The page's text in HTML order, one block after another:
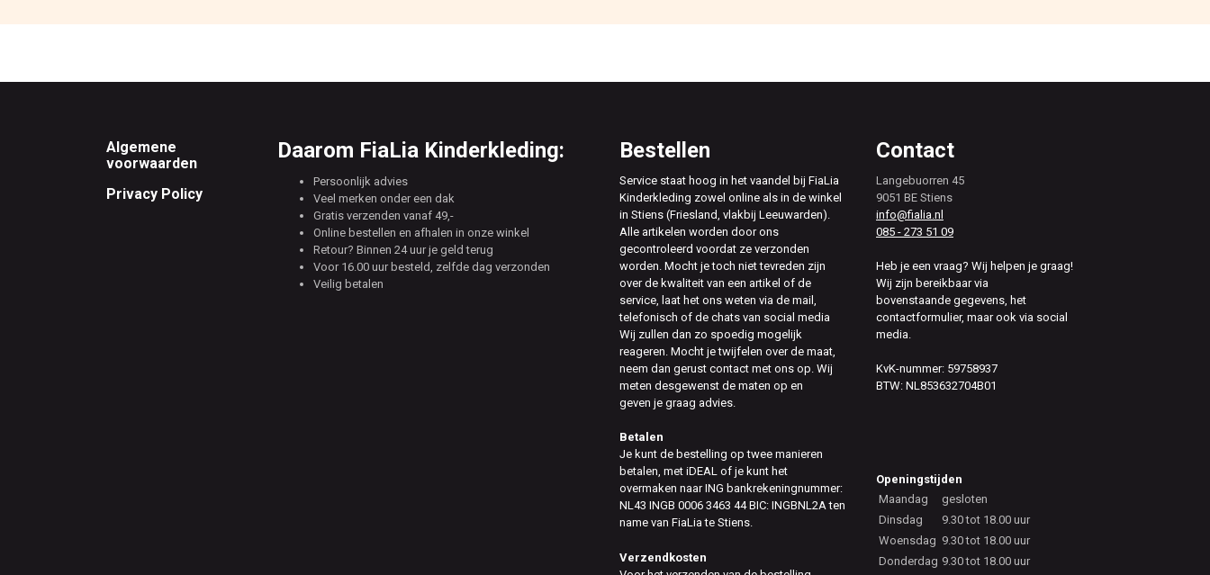
Footer
Algemene
voorwaarden
Privacy Policy
Daarom FiaLia Kinderkleding:
Persoonlijk advies
Veel merken onder een dak
Gratis verzenden vanaf 49,-
Online bestellen en afhalen in onze winkel
Retour? Binnen 24 uur je geld terug
Voor 16.00 uur besteld, zelfde dag verzonden
Veilig betalen
Bestellen
Service staat hoog in het vaandel bij FiaLia
Kinderkleding zowel online als in de winkel
in Stiens (Friesland, vlakbij Leeuwarden).
Alle artikelen worden door ons
gecontroleerd voordat ze verzonden
worden. Mocht je toch niet tevreden zijn
over de kwaliteit van een artikel of de
service, laat het ons weten via de mail,
telefonisch of de chats van social media
Wij zullen dan zo spoedig mogelijk
reageren. Mocht je twijfelen over de maat,
neem dan gerust contact met ons op. Wij
meten desgewenst de maten op en
geven je graag advies.
Betalen
Je kunt de bestelling op twee manieren
betalen, met iDEAL of je kunt het
overmaken naar ING bankrekeningnummer:
NL43 INGB 0006 3463 44 BIC: INGBNL2A ten
name van FiaLia te Stiens.
Verzendkosten
Contact
Langebuorren 45
9051 BE Stiens
info@fialia.nl
085 - 273 51 09
Heb je een vraag? Wij helpen je graag!
Wij zijn bereikbaar via
bovenstaande gegevens, het
contactformulier, maar ook via social
media.
KvK-nummer: 59758937
BTW: NL853632704B01
Openingstijden
Maandag
gesloten
Dinsdag
9.30 tot 18.00 uur
Woensdag 9.30 tot 18.00 uur
Donderdag 9.30 tot 18.00 uur